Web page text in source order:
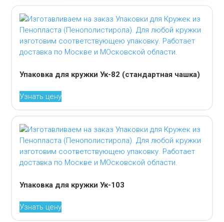
Упаковка для кружки Ук-82 (стандартная чашка)
Узнать цену
Упаковка для кружки Ук-103
Узнать цену